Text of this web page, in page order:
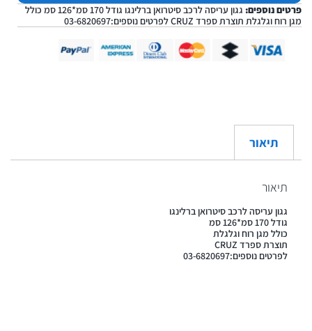
פרטים נוספים:
גגון עריסה לרכב סיטרואן ברלינגו גודל 170 סמ*126 סמ כולל
מגן רוח וגלגלת תוצרת ספרד CRUZ לפרטים נוספים:03-6820697
תיאור
תיאור
גגון עריסה לרכב סיטרואן ברלינגו
גודל 170 סמ*126 סמ
כולל מגן רוח וגלגלת
תוצרת ספרד CRUZ
לפרטים נוספים:03-6820697